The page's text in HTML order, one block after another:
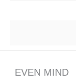
EVEN MIND